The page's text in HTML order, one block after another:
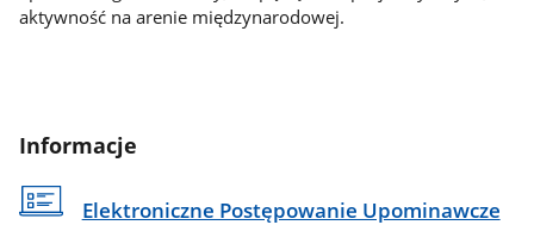
aktywność na arenie międzynarodowej.
Informacje
Elektroniczne Postępowanie Upominawcze